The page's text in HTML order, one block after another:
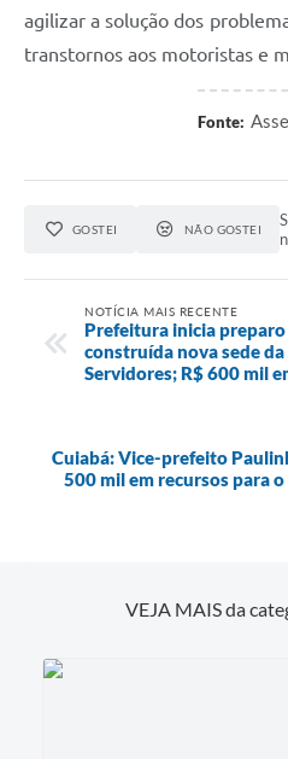
agilizar a solução dos
transtornos aos motoristas e
Fonte:
GOSTEI NÃO GOSTEI
NOTÍCIA MAIS RECENTE
Prefeitura inicia preparo
construída nova sede
Servidores; R$ 600 mil
Cuiabá: Vice-prefeito
500 mil em recursos para
VEJA MAIS da